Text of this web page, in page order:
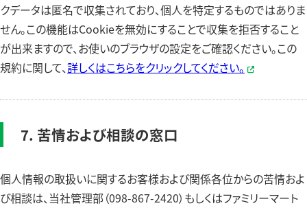
クデータは匿名で収集されており、個人を特定するものではありま
せん。この機能はCookieを無効にすることで収集を拒否すること
が出来ますので、お使いのブラウザの設定をご確認ください。この
規約に関して、詳しくはこちらをクリックしてください。
7. 苦情および相談の窓口
個人情報の取扱いに関するお客様および関係各位からの苦情およ
び相談は、当社管理部（098-867-2420）もしくはファミリーマート